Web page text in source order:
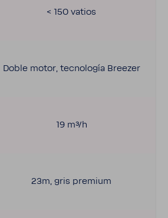
< 150 vatios
Doble motor, tecno­logía Breezer
19 m³/h
23m, gris premium